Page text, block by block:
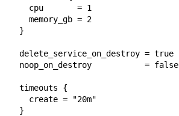
    cpu       = 1
    memory_gb = 2
  }
  delete_service_on_destroy = true
  noop_on_destroy           = false
  timeouts {
    create = "20m"
  }